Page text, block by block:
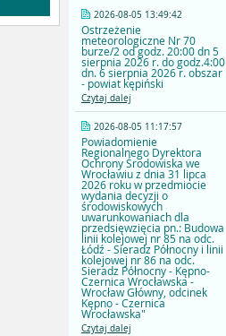
2026-08-05 13:49:42
Ostrzeżenie
meteorologiczne Nr 70
burze/2 od godz. 20:00 dn 5
sierpnia 2026 r. do godz.4:00
dn. 6 sierpnia 2026 r. obszar
- powiat kępiński
Czytaj dalej
2026-08-05 11:17:57
Powiadomienie
Regionalnego Dyrektora
Ochrony Środowiska we
Wrocławiu z dnia 31 lipca
2026 roku w przedmiocie
wydania decyzji o
środowiskowych
uwarunkowaniach dla
przedsięwzięcia pn.: Budowa
linii kolejowej nr 85 na odc.
Łódź - Sieradz Północny i linii
kolejowej nr 86 na odc.
Sieradz Północny - Kępno-
Czernica Wrocławska -
Wrocław Główny, odcinek
Kępno - Czernica
Wrocławska"
Czytaj dalej